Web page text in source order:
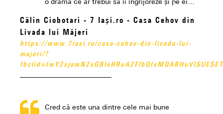
o dramă ce ar trebui să îi îngrijoreze și pe ei…
Călin Ciobotari - 7 Iași.ro - Casa Cehov din
Livada lui Măjeri
https://www.7iasi.ro/casa-cehov-din-livada-lui-
majeri/?
Cred că este una dintre cele mai bune